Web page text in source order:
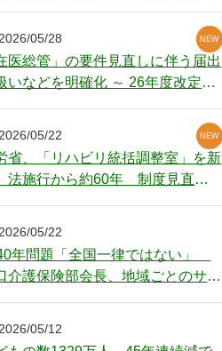
2026/05/28
医総管」の要件見直しに伴う届出
いなどを明確化 ～ 26年度改定疑
NEW
NEW
2026/05/22
省、「リハビリ統括調整室」を新
施行から約60年 制度見直し
NEW
2026/05/22
年問題「全国一律ではない」
介護保険部会長、地域ごとのサー
2026/05/12